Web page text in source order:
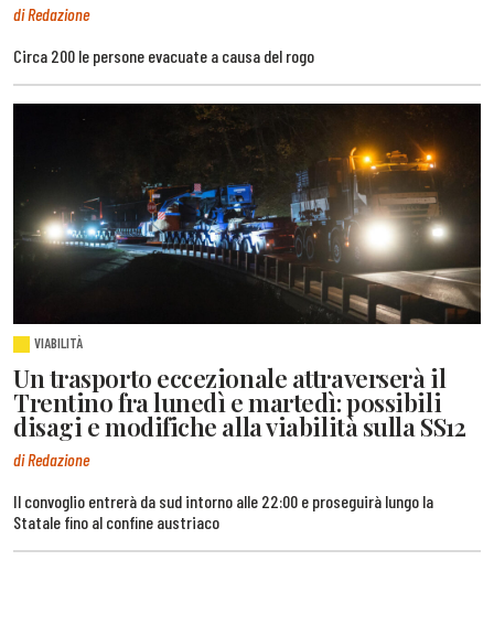
di Redazione
Circa 200 le persone evacuate a causa del rogo
VIABILITÀ
Un trasporto eccezionale attraverserà il
Trentino fra lunedì e martedì: possibili
disagi e modifiche alla viabilità sulla SS12
di Redazione
Il convoglio entrerà da sud intorno alle 22:00 e proseguirà lungo la
Statale fino al confine austriaco